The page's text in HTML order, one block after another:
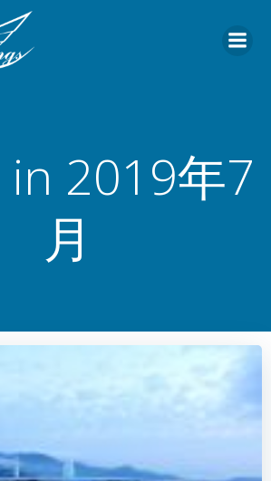
キ
ッ
in 2019年7
月